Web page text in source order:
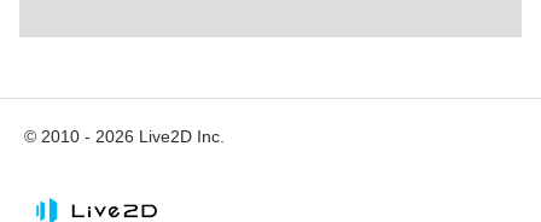
© 2010 - 2026 Live2D Inc.